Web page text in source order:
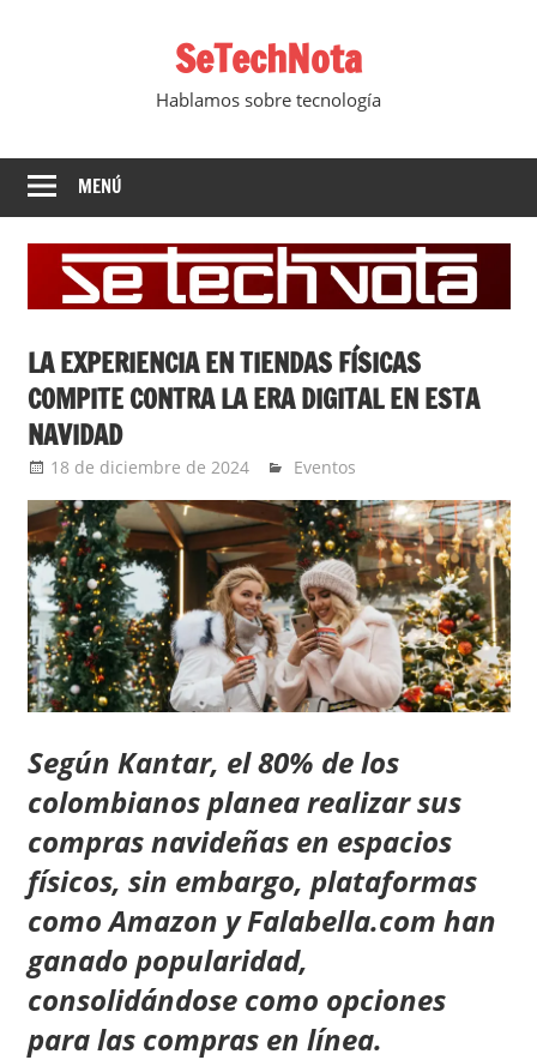
SeTechNota
Hablamos sobre tecnología
MENÚ
LA EXPERIENCIA EN TIENDAS FÍSICAS
COMPITE CONTRA LA ERA DIGITAL EN ESTA
NAVIDAD
18 de diciembre de 2024 Ernesto Herrera
Eventos
Según Kantar, el 80% de los
colombianos planea realizar sus
compras navideñas en espacios
físicos, sin embargo, plataformas
como Amazon y Falabella.com han
ganado popularidad,
consolidándose como opciones
para las compras en línea.